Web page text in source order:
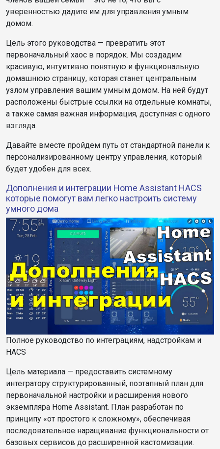
уверенностью дадите им для управления умным
домом.
Цель этого руководства — превратить этот
первоначальный хаос в порядок. Мы создадим
красивую, интуитивно понятную и функциональную
домашнюю страницу, которая станет центральным
узлом управления вашим умным домом. На ней будут
расположены быстрые ссылки на отдельные комнаты,
а также самая важная информация, доступная с одного
взгляда.
Давайте вместе пройдем путь от стандартной панели к
персонализированному центру управления, который
будет удобен для всех.
Дополнения и интеграции Home Assistant HACS
которые помогут вам легко настроить систему
умного дома
Полное руководство по интеграциям, надстройкам и
HACS
Цель материала — предоставить системному
интегратору структурированный, поэтапный план для
первоначальной настройки и расширения нового
экземпляра Home Assistant. План разработан по
принципу «от простого к сложному», обеспечивая
последовательное наращивание функциональности от
базовых сервисов до расширенной кастомизации.